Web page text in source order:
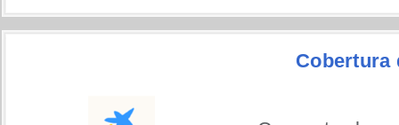
Cobertura